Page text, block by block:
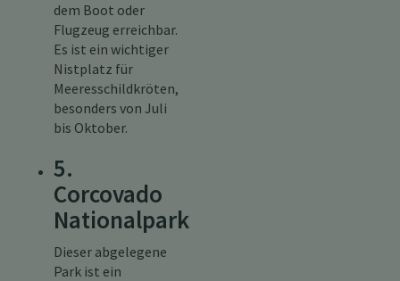
dem Boot oder
Flugzeug erreichbar.
Es ist ein wichtiger
Nistplatz für
Meeresschildkröten,
besonders von Juli
bis Oktober.
5.
Corcovado
Nationalpark
Dieser abgelegene
Park ist ein